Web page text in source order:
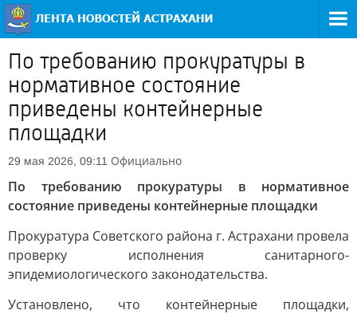
По требованию прокуратуры в
нормативное состояние
приведены контейнерные
площадки
29 мая 2026, 09:11 Официально
По требованию прокуратуры в нормативное
состояние приведены контейнерные площадки
Прокуратура Советского района г. Астрахани провела
проверку исполнения санитарного-
эпидемиологического законодательства.
Установлено, что контейнерные площадки,